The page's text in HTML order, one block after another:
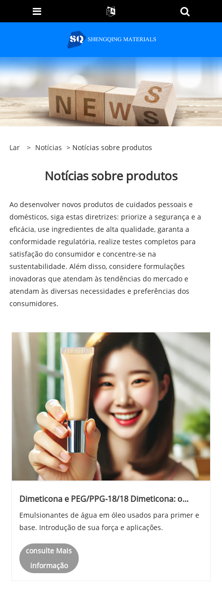
Lar > Notícias > Notícias sobre produtos
Notícias sobre produtos
Ao desenvolver novos produtos de cuidados pessoais e
domésticos, siga estas diretrizes: priorize a segurança e a
eficácia, use ingredientes de alta qualidade, garanta a
conformidade regulatória, realize testes completos para
satisfação do consumidor e concentre-se na
sustentabilidade. Além disso, considere formulações
inovadoras que atendam às tendências do mercado e
atendam às diversas necessidades e preferências dos
consumidores.
Dimeticona e PEG/PPG-18/18 Dimeticona: o
em óleo
Emulsionantes de água em óleo usados ​​para primer e
base. Introdução de sua força e aplicações.
consulte Mais
informação